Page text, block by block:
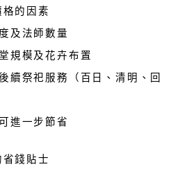
的因素
及法師數量
規模及花卉布置
續祭祀服務（百日、清明、回
進一步節省
錢貼士